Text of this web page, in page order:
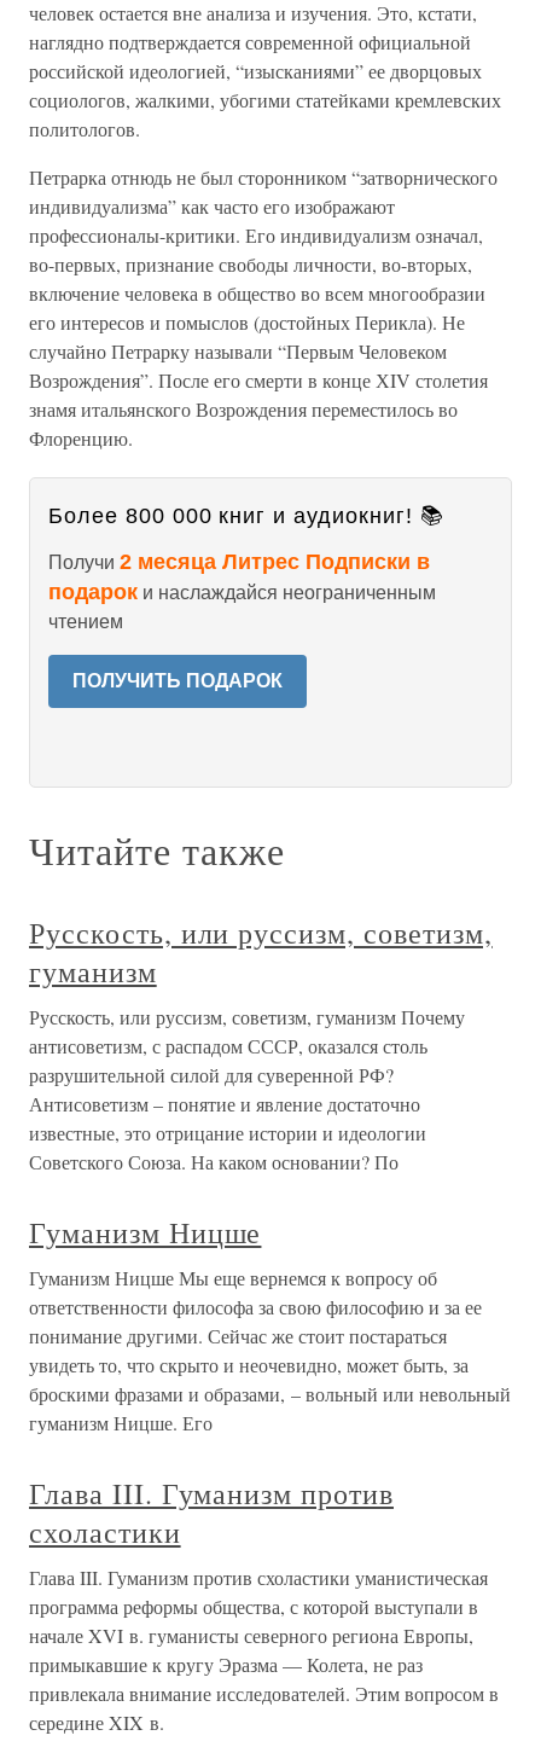
человек остается вне анализа и изучения. Это, кстати,
наглядно подтверждается современной официальной
российской идеологией, “изысканиями” ее дворцовых
социологов, жалкими, убогими статейками кремлевских
политологов.
Петрарка отнюдь не был сторонником “затворнического
индивидуализма” как часто его изображают
профессионалы-критики. Его индивидуализм означал,
во-первых, признание свободы личности, во-вторых,
включение человека в общество во всем многообразии
его интересов и помыслов (достойных Перикла). Не
случайно Петрарку называли “Первым Человеком
Возрождения”. После его смерти в конце ХIV столетия
знамя итальянского Возрождения переместилось во
Флоренцию.
Более 800 000 книг и аудиокниг! 📚
Получи 2 месяца Литрес Подписки в
подарок и наслаждайся неограниченным
чтением
ПОЛУЧИТЬ ПОДАРОК
Читайте также
Русскость, или руссизм, советизм,
гуманизм
Русскость, или руссизм, советизм, гуманизм Почему
антисоветизм, с распадом СССР, оказался столь
разрушительной силой для суверенной РФ?
Антисоветизм – понятие и явление достаточно
известные, это отрицание истории и идеологии
Советского Союза. На каком основании? По
Гуманизм Ницше
Гуманизм Ницше Мы еще вернемся к вопросу об
ответственности философа за свою философию и за ее
понимание другими. Сейчас же стоит постараться
увидеть то, что скрыто и неочевидно, может быть, за
броскими фразами и образами, – вольный или невольный
гуманизм Ницше. Его
Глава III. Гуманизм против
схоластики
Глава III. Гуманизм против схоластики уманистическая
программа реформы общества, с которой выступали в
начале XVI в. гуманисты северного региона Европы,
примыкавшие к кругу Эразма — Колета, не раз
привлекала внимание исследователей. Этим вопросом в
середине XIX в.